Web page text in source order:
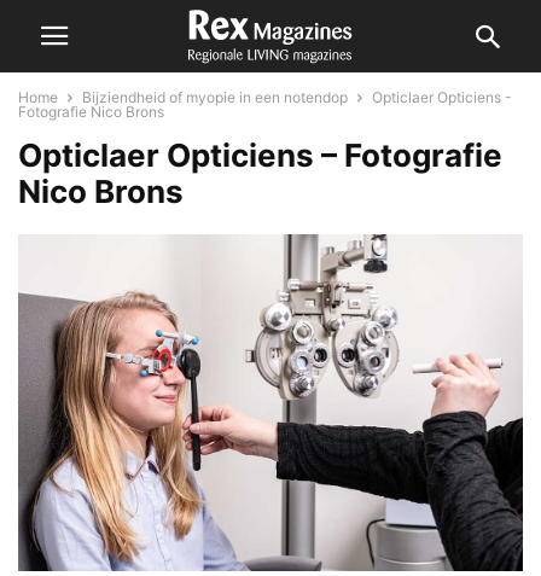
Home Bijziendheid of myopie in een notendop
Opticlaer Opticiens -
Fotografie Nico Brons
Opticlaer Opticiens – Fotografie
Nico Brons